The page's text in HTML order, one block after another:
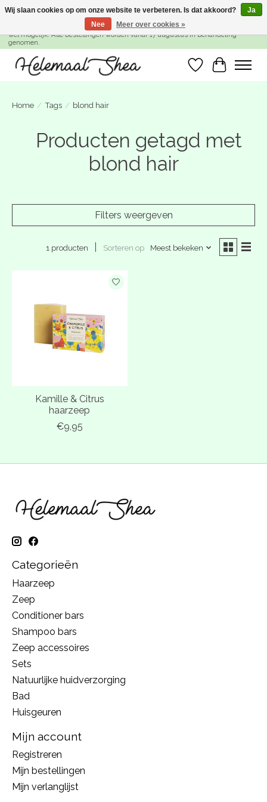
SUMMER BREAK! Wij zijn gesloten van 27 juli t/m 16 augustus. Bestellen is nog
wel mogelijk. Alle bestellingen worden vanaf 17 augustus in behandeling
genomen.
Verlanglijst
Home / Tags / blond hair
Producten getagd met
blond hair
Filters weergeven
1 producten Sorteren op Meest bekeken
Kamille & Citrus
haarzeep
€9,95
Categorieën
Haarzeep
Zeep
Conditioner bars
Shampoo bars
Zeep accessoires
Sets
Natuurlijke huidverzorging
Bad
Huisgeuren
Mijn account
Registreren
Mijn bestellingen
Mijn verlanglijst
Wij slaan cookies op om onze website te verbeteren. Is dat akkoord?
Ja
Nee
Meer over cookies »